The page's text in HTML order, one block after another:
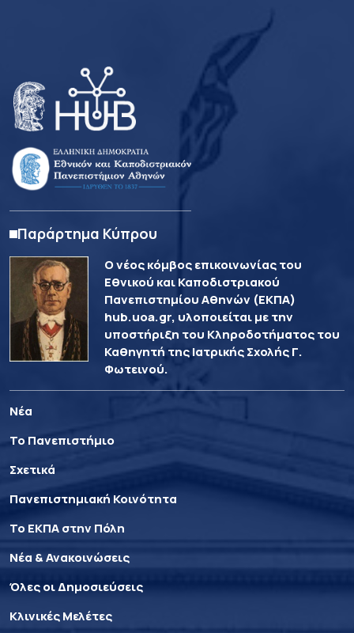
Παράρτημα Κύπρου
Ο νέος κόμβος επικοινωνίας του
Εθνικού και Καποδιστριακού
Πανεπιστημίου Αθηνών (ΕΚΠΑ)
hub.uoa.gr, υλοποιείται με την
υποστήριξη του Κληροδοτήματος του
Καθηγητή της Ιατρικής Σχολής Γ.
Φωτεινού.
Νέα
Το Πανεπιστήμιο
Σχετικά
Πανεπιστημιακή Κοινότητα
Το ΕΚΠΑ στην Πόλη
Νέα & Ανακοινώσεις
Όλες οι Δημοσιεύσεις
Κλινικές Μελέτες